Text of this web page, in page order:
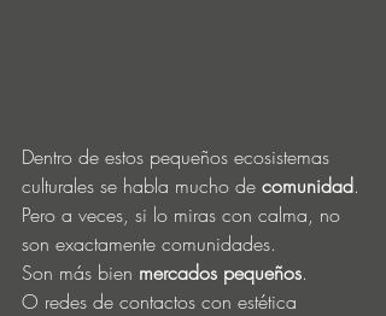
Dentro de estos pequeños ecosistemas
culturales se habla mucho de comunidad.
Pero a veces, si lo miras con calma, no
son exactamente comunidades.
Son más bien mercados pequeños.
O redes de contactos con estética